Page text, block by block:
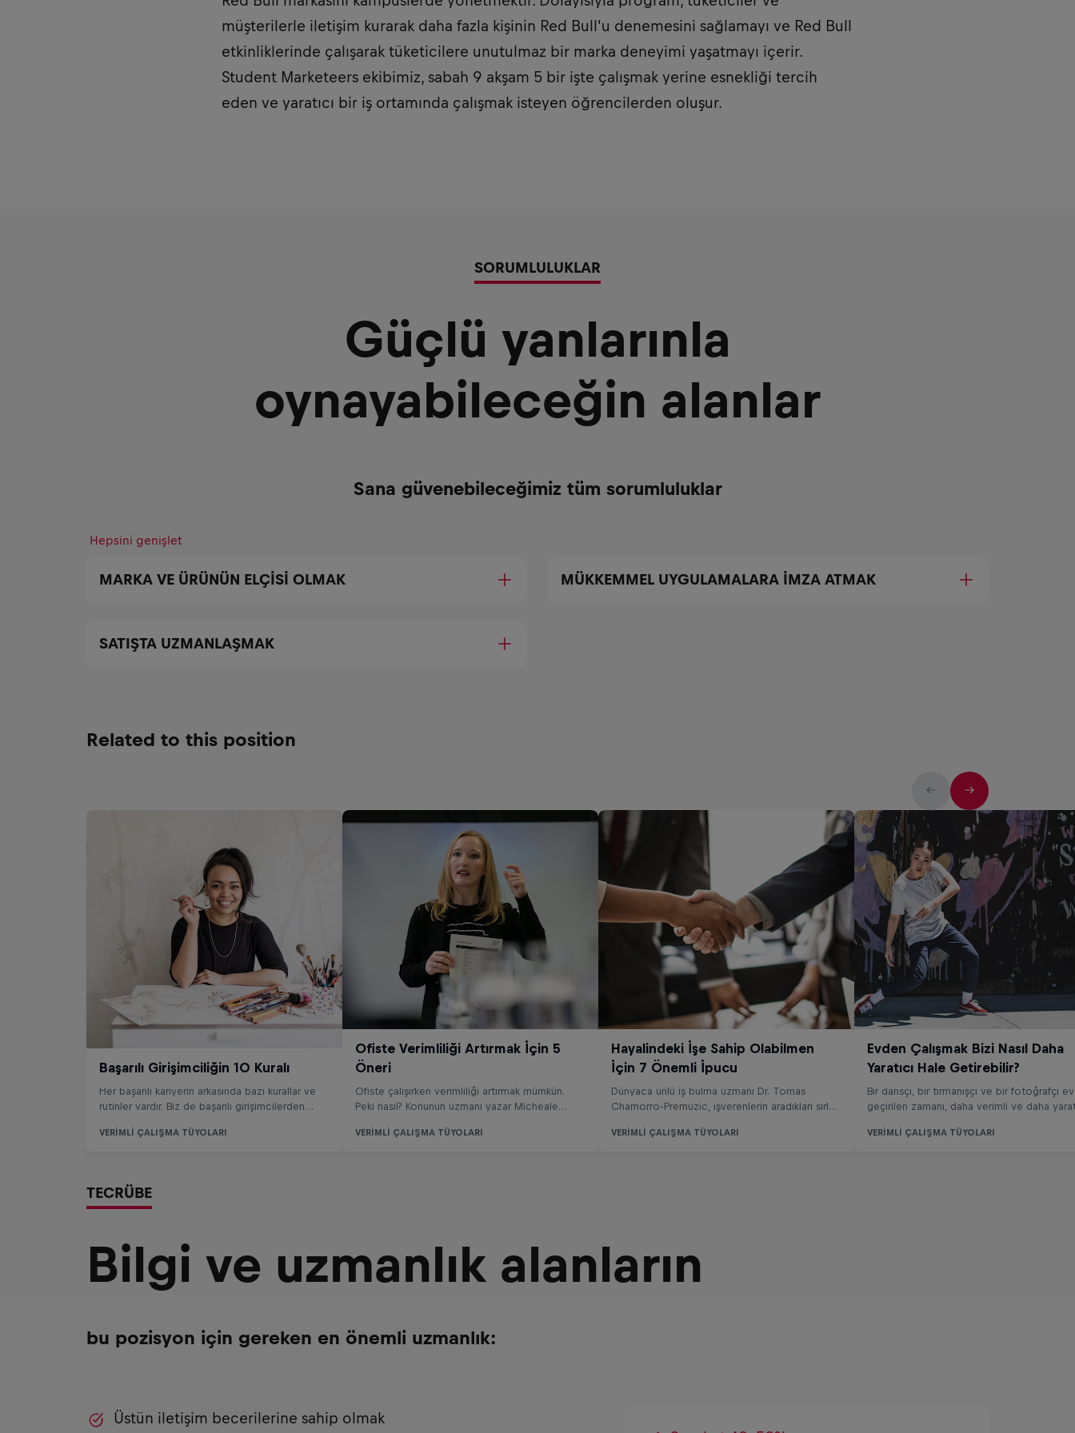
müşterilerle iletişim kurarak daha fazla kişinin Red Bull'u denemesini sağlamayı ve Red Bull
etkinliklerinde çalışarak tüketicilere unutulmaz bir marka deneyimi yaşatmayı içerir.
Student Marketeers ekibimiz, sabah 9 akşam 5 bir işte çalışmak yerine esnekliği tercih
eden ve yaratıcı bir iş ortamında çalışmak isteyen öğrencilerden oluşur.
SORUMLULUKLAR
Güçlü yanlarınla
oynayabileceğin alanlar
Sana güvenebileceğimiz tüm sorumluluklar
Hepsini genişlet
MARKA VE ÜRÜNÜN ELÇİSİ OLMAK MÜKKEMMEL UYGULAMALARA İMZA ATMAK
SATIŞTA UZMANLAŞMAK
Related to this position
TECRÜBE
Bilgi ve uzmanlık alanların
bu pozisyon için gereken en önemli uzmanlık:
Üstün iletişim becerilerine sahip olmak